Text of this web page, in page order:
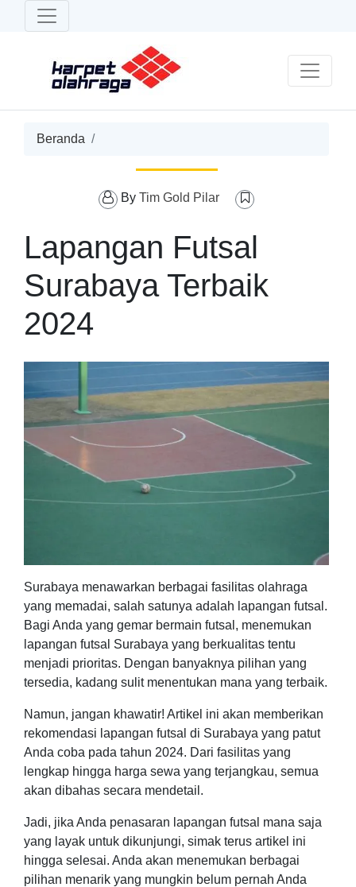
Beranda
By Tim Gold Pilar
Lapangan Futsal
Surabaya Terbaik
2024
Surabaya menawarkan berbagai fasilitas olahraga
yang memadai, salah satunya adalah lapangan futsal.
Bagi Anda yang gemar bermain futsal, menemukan
lapangan futsal Surabaya yang berkualitas tentu
menjadi prioritas. Dengan banyaknya pilihan yang
tersedia, kadang sulit menentukan mana yang terbaik.
Namun, jangan khawatir! Artikel ini akan memberikan
rekomendasi lapangan futsal di Surabaya yang patut
Anda coba pada tahun 2024. Dari fasilitas yang
lengkap hingga harga sewa yang terjangkau, semua
akan dibahas secara mendetail.
Jadi, jika Anda penasaran lapangan futsal mana saja
yang layak untuk dikunjungi, simak terus artikel ini
hingga selesai. Anda akan menemukan berbagai
pilihan menarik yang mungkin belum pernah Anda